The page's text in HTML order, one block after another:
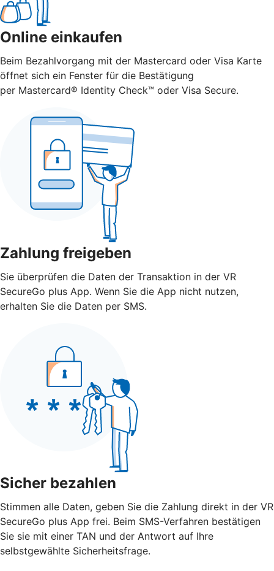
Online einkaufen
Beim Bezahlvorgang mit der Mastercard oder Visa Karte
öffnet sich ein Fenster für die Bestätigung
per Mastercard® Identity Check™ oder Visa Secure.
Zahlung freigeben
Sie überprüfen die Daten der Transaktion in der VR
SecureGo plus App. Wenn Sie die App nicht nutzen,
erhalten Sie die Daten per SMS.
Sicher bezahlen
Stimmen alle Daten, geben Sie die Zahlung direkt in der VR
SecureGo plus App frei. Beim SMS-Verfahren bestätigen
Sie sie mit einer TAN und der Antwort auf Ihre
selbstgewählte Sicherheitsfrage.